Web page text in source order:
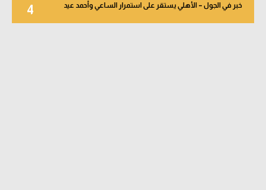
4 خبر في الجول – الأهلي يستقر على استمرار الساعي وأحمد عيد